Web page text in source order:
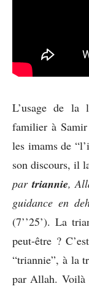
L’usage de la
familier à
les imams de
son discours, il
partriannie,
guidance en
(7’’25’). La
peut-être ?
“triannie”, à la
par Allah. Voilà